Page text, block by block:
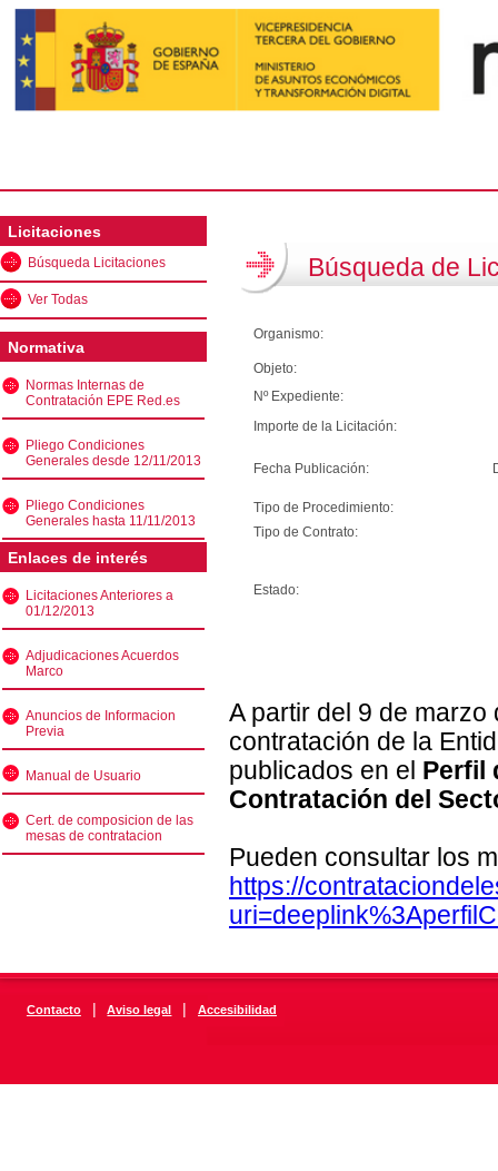
Licitaciones
Búsqueda Licitaciones
Ver Todas
Normativa
Normas Internas de
Contratación EPE Red.es
Pliego Condiciones
Generales desde 12/11/2013
Pliego Condiciones
Generales hasta 11/11/2013
Enlaces de interés
Licitaciones Anteriores a
01/12/2013
Adjudicaciones Acuerdos
Marco
Anuncios de Informacion
Previa
Manual de Usuario
Cert. de composicion de las
mesas de contratacion
Búsqueda de
Organismo:
Objeto:
Nº Expediente:
Importe de la Licitación:
Fecha Publicación:
Tipo de Procedimiento:
Tipo de Contrato:
Estado:
A partir del 9 de
contratación de la
publicados en el Perfil
Contratación del
Pueden consultar los
https://
Contacto | Aviso legal | Accesibilidad